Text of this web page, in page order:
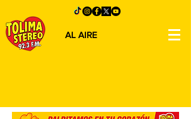
AL AIRE